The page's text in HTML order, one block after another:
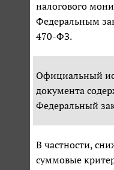
налогового
Федеральным
470-ФЗ.
Официальный
документа
Федеральный
В частности,
суммовые